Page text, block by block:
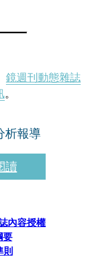
鏡週刊動態雜誌
。
析報導
讀
內容授權
要
則